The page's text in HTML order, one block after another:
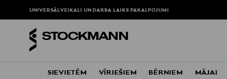
UNIVERSĀLVEIKALI UN DARBA LAIKSPAKALPOJUMI
SIEVIETĒM VĪRIEŠIEM BĒRNIEM MĀJAI